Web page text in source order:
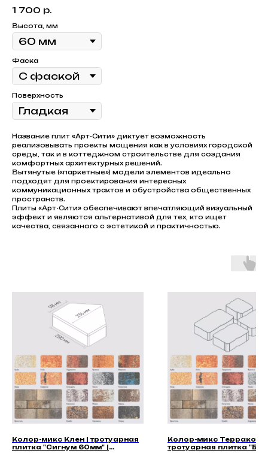
1 700 р.
Высота, мм
Фаска
Поверхность
Название плит «Арт-Сити» диктует возможность
реализовывать проекты мощения как в условиях городской
среды, так и в коттеджном строительстве для создания
комфортных архитектурных решений.
Вытянутые («паркетные») модели элементов идеально
подходят для проектирования интересных
коммуникационных трактов и обустройства общественных
пространств.
Плиты «Арт-Сити» обеспечивают впечатляющий визуальный
эффект и являются альтернативой для тех, кто ищет
качества, связанного с эстетикой и практичностью.
Колор-микс Клен | тротуарная
плитка "Сигнум 60мм" |
Колор-микс Терракота
тротуарная плитка